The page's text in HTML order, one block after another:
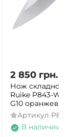
2 850 грн.
Нож складной
Ruike P843-W, (9
G10 оранжевый
Артикул
В наличии